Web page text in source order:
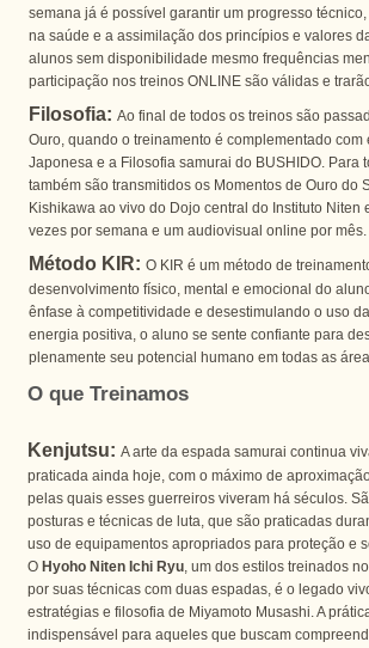
semana já é possível garantir um progresso
na saúde e a assimilação dos princípios e valores
alunos sem disponibilidade mesmo frequências
participação nos treinos ONLINE são válidas e
Filosofia: Ao final de todos os treinos são
Ouro, quando o treinamento é complementado com
Japonesa e a Filosofia samurai do BUSHIDO. Para
também são transmitidos os Momentos de Ouro do
Kishikawa ao vivo do Dojo central do Instituto Niten
vezes por semana e um audiovisual online por mês.
Método KIR: O KIR é um método de
desenvolvimento físico, mental e emocional do
ênfase à competitividade e desestimulando o uso
energia positiva, o aluno se sente confiante para
plenamente seu potencial humano em todas as
O que Treinamos
Kenjutsu: A arte da espada samurai continua
praticada ainda hoje, com o máximo de
pelas quais esses guerreiros viveram há séculos.
posturas e técnicas de luta, que são praticadas
uso de equipamentos apropriados para proteção e
O Hyoho Niten Ichi Ryu, um dos estilos treinados
por suas técnicas com duas espadas, é o legado
estratégias e filosofia de Miyamoto Musashi. A
indispensável para aqueles que buscam